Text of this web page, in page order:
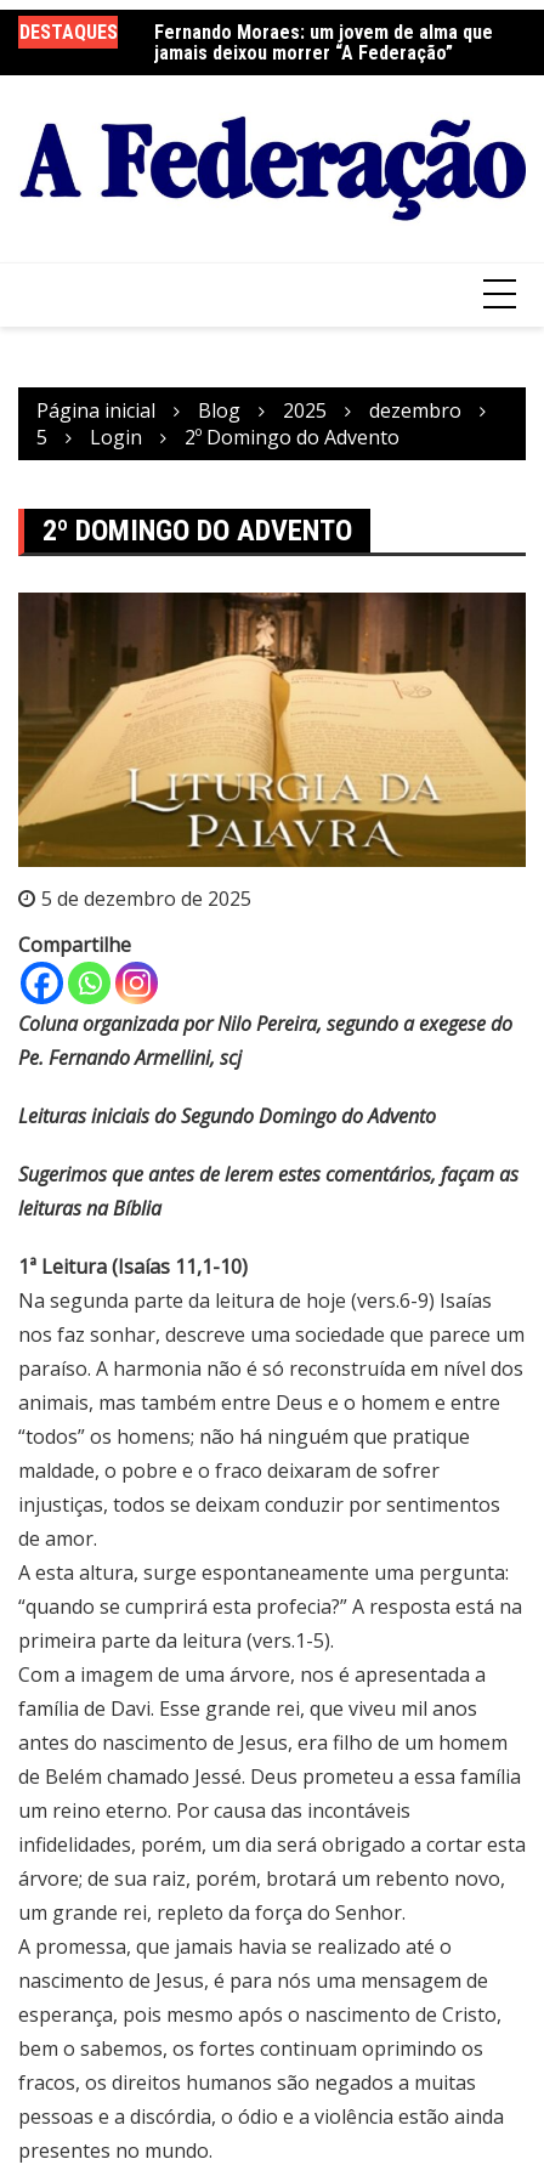
para
o
DESTAQUES
Fernando Moraes: um jovem de alma que
jamais deixou morrer “A Federação”
Curso Oração e Vida na Paróquia São José
Página inicial Blog 2025
dezembro
5
Login 2º Domingo do Advento
2º DOMINGO DO ADVENTO
5 de dezembro de 2025
Compartilhe
Coluna organizada por Nilo Pereira, segundo a exegese do
Pe. Fernando Armellini, scj
Leituras iniciais do Segundo Domingo do Advento
Sugerimos que antes de lerem estes comentários, façam as
leituras na Bíblia
1ª Leitura (Isaías 11,1-10)
Na segunda parte da leitura de hoje (vers.6-9) Isaías
nos faz sonhar, descreve uma sociedade que parece um
paraíso. A harmonia não é só reconstruída em nível dos
animais, mas também entre Deus e o homem e entre
“todos” os homens; não há ninguém que pratique
maldade, o pobre e o fraco deixaram de sofrer
injustiças, todos se deixam conduzir por sentimentos
de amor.
A esta altura, surge espontaneamente uma pergunta:
“quando se cumprirá esta profecia?” A resposta está na
primeira parte da leitura (vers.1-5).
Com a imagem de uma árvore, nos é apresentada a
família de Davi. Esse grande rei, que viveu mil anos
antes do nascimento de Jesus, era filho de um homem
de Belém chamado Jessé. Deus prometeu a essa família
um reino eterno. Por causa das incontáveis
infidelidades, porém, um dia será obrigado a cortar esta
árvore; de sua raiz, porém, brotará um rebento novo,
um grande rei, repleto da força do Senhor.
A promessa, que jamais havia se realizado até o
nascimento de Jesus, é para nós uma mensagem de
esperança, pois mesmo após o nascimento de Cristo,
bem o sabemos, os fortes continuam oprimindo os
fracos, os direitos humanos são negados a muitas
pessoas e a discórdia, o ódio e a violência estão ainda
presentes no mundo.